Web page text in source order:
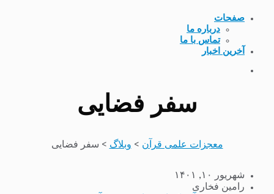
صفحات
درباره ما
تماس با ما
آخرین اخبار
سفر فضایی
معجزات علمی قرآن > وبلاگ > سفر فضایی
شهریور ۱۰, ۱۴۰۱
رامین فخاری